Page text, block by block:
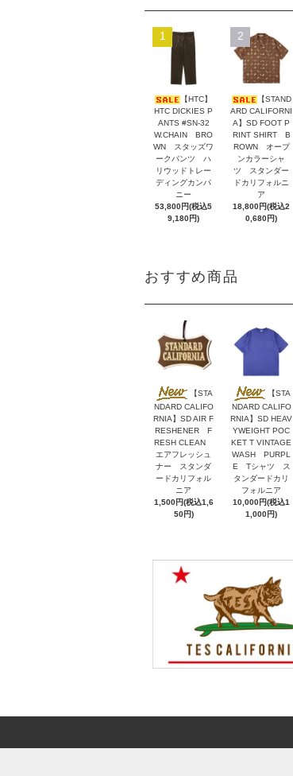
1
【HTC】
HTC DICKIES P
ANTS #SN-32
W.CHAIN BRO
WN スタッズワ
ークパンツ ハ
リウッドトレー
ディングカンパ
ニー
53,800円(税込5
9,180円)
2
【STAND
ARD CALIFORNI
A】SD FOOT P
RINT SHIRT B
ROWN オープ
ンカラーシャ
ツ スタンダー
ドカリフォルニ
ア
18,800円(税込2
0,680円)
おすすめ商品
【STA
NDARD CALIFO
RNIA】SD AIR F
RESHENER F
RESH CLEAN
エアフレッシュ
ナー スタンダ
ードカリフォル
ニア
1,500円(税込1,6
50円)
【STA
NDARD CALIFO
RNIA】SD HEAV
YWEIGHT POC
KET T VINTAGE
WASH PURPL
E Tシャツ ス
タンダードカリ
フォルニア
10,000円(税込1
1,000円)